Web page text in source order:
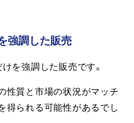
強調した販売
を強調した販売です。
性質と市場の状況がマッチ
得られる可能性があるでし